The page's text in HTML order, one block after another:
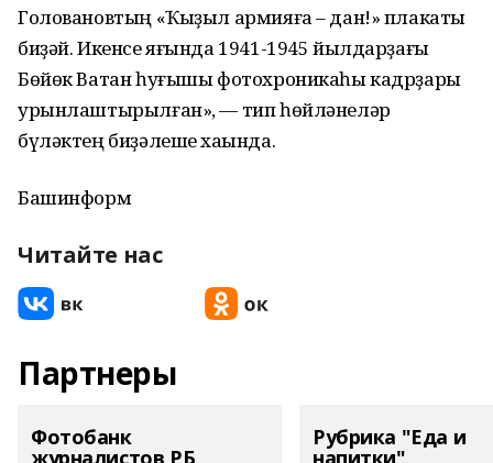
Головановтың «Ҡыҙыл армияға – дан!» плакаты
биҙәй. Икенсе яғында 1941-1945 йылдарҙағы
Бөйөк Ватан һуғышы фотохроникаһы кадрҙары
урынлаштырылған», — тип һөйләнеләр
бүләктең биҙәлеше хаҡында.
Башинформ
Читайте нас
Партнеры
Фотобанк
журналистов РБ
Рубрика "Еда и
напитки"